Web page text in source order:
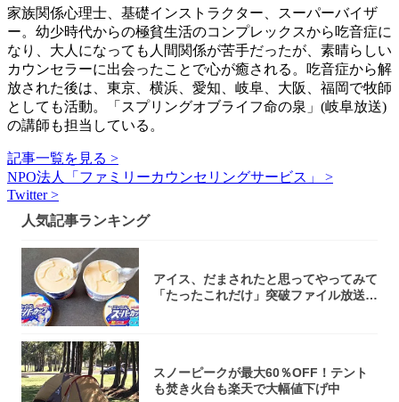
家族関係心理士、基礎インストラクター、スーパーバイザ
ー。幼少時代からの極貧生活のコンプレックスから吃音症に
なり、大人になっても人間関係が苦手だったが、素晴らしい
カウンセラーに出会ったことで心が癒される。吃音症から解
放された後は、東京、横浜、愛知、岐阜、大阪、福岡で牧師
としても活動。「スプリングオブライフ命の泉」(岐阜放送)
の講師も担当している。
記事一覧を見る >
NPO法人「ファミリーカウンセリングサービス」 >
Twitter >
人気記事ランキング
アイス、だまされたと思ってやってみて
「たったこれだけ」突破ファイル放送で
スノーピークが最大60％OFF！テント
も焚き火台も楽天で大幅値下げ中